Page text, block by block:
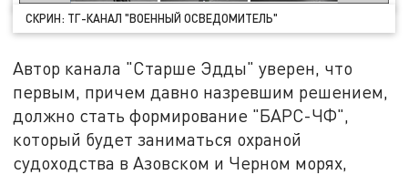
СКРИН: ТГ-КАНАЛ "ВОЕННЫЙ ОСВЕДОМИТЕЛЬ"
Автор канала "Старше Эдды" уверен, что
первым, причем давно назревшим решением,
должно стать формирование "БАРС-ЧФ",
который будет заниматься охраной
судоходства в Азовском и Черном морях,